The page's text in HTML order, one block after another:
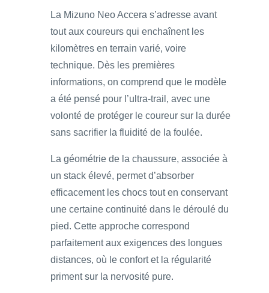
La Mizuno Neo Accera s’adresse avant
tout aux coureurs qui enchaînent les
kilomètres en terrain varié, voire
technique. Dès les premières
informations, on comprend que le modèle
a été pensé pour l’ultra-trail, avec une
volonté de protéger le coureur sur la durée
sans sacrifier la fluidité de la foulée.
La géométrie de la chaussure, associée à
un stack élevé, permet d’absorber
efficacement les chocs tout en conservant
une certaine continuité dans le déroulé du
pied. Cette approche correspond
parfaitement aux exigences des longues
distances, où le confort et la régularité
priment sur la nervosité pure.